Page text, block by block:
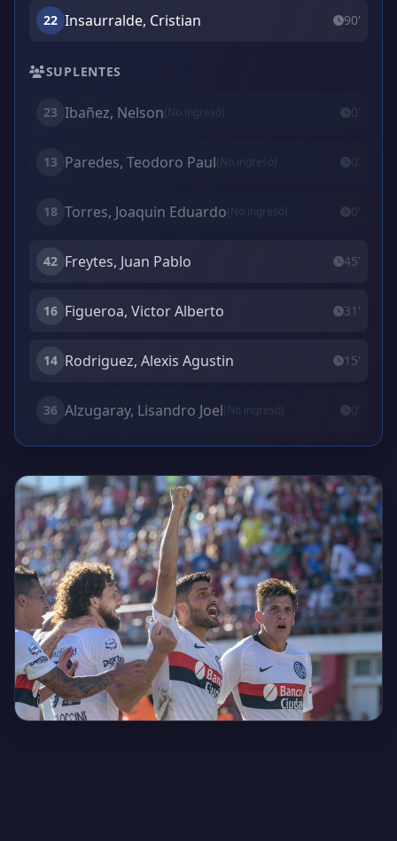
22 Insaurralde, Cristian 90'
SUPLENTES
23 Ibañez, Nelson(No ingresó) 0'
13 Paredes, Teodoro Paul(No ingresó) 0'
18 Torres, Joaquin Eduardo(No ingresó) 0'
42 Freytes, Juan Pablo 45'
16 Figueroa, Victor Alberto 31'
14 Rodriguez, Alexis Agustin 15'
36 Alzugaray, Lisandro Joel(No ingresó) 0'